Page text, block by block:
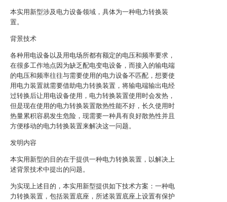
本实用新型涉及电力设备领域，具体为一种电力转换装
置。
背景技术
各种用电设备以及用电场所都有额定的电压和频率要求，
在很多工作地点因为缺乏配电变电设备，而接入的输电端
的电压和频率往往与需要使用的电力设备不匹配，想要使
用电力装置就需要借助电力转换装置，将输电端输出电经
过转换后让用电设备使用，电力转换装置使用时会发热，
但是现在使用的电力转换装置散热性能不好，长久使用时
热量累积容易发生危险，现需要一种具有良好散热性并且
方便移动的电力转换装置来解决这一问题。
发明内容
本实用新型的目的在于提供一种电力转换装置，以解决上
述背景技术中提出的问题。
为实现上述目的，本实用新型提供如下技术方案：一种电
力转换装置，包括装置底座，所述装置底座上设置有保护